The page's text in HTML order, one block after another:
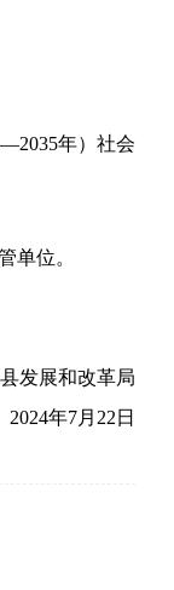
年） 社会
单位。
发展和改革局
2024年7月 22 日